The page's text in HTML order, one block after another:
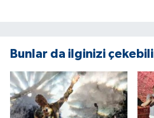
Bunlar da ilginizi